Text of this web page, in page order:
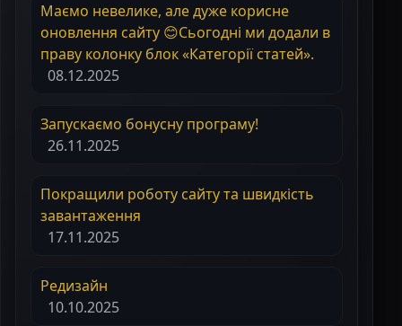
Маємо невелике, але дуже корисне
оновлення сайту 😊Сьогодні ми додали в
праву колонку блок «Категорії статей».
08.12.2025
Запускаємо бонусну програму!
26.11.2025
Покращили роботу сайту та швидкість
завантаження
17.11.2025
Редизайн
10.10.2025